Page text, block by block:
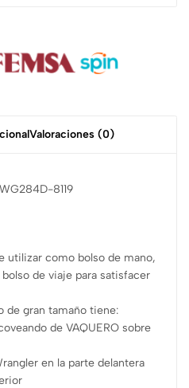
Valoraciones (0)
8119
utilizar como bolso de mano,
de viaje para satisfacer
de gran tamaño tiene:
de VAQUERO sobre
en la parte delantera